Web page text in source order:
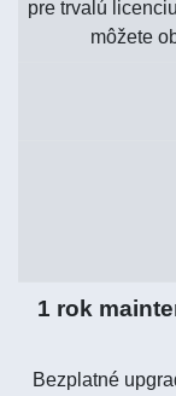
pre trvalú
môžete
1 rok
Bezplatné